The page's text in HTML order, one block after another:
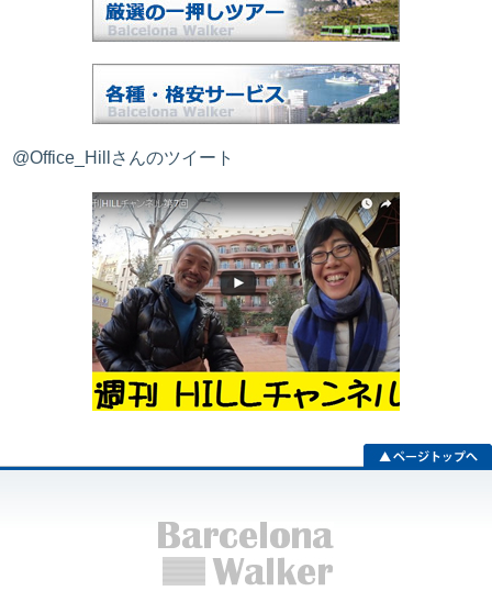
@Office_Hillさんのツイート